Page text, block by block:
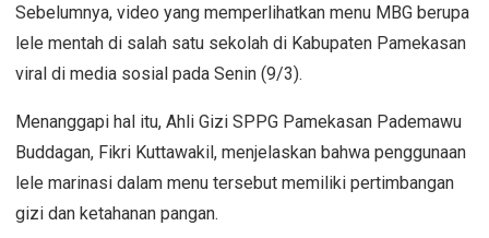
Sebelumnya, video yang memperlihatkan menu MBG berupa
lele mentah di salah satu sekolah di Kabupaten Pamekasan
viral di media sosial pada Senin (9/3).
Menanggapi hal itu, Ahli Gizi SPPG Pamekasan Pademawu
Buddagan, Fikri Kuttawakil, menjelaskan bahwa penggunaan
lele marinasi dalam menu tersebut memiliki pertimbangan
gizi dan ketahanan pangan.